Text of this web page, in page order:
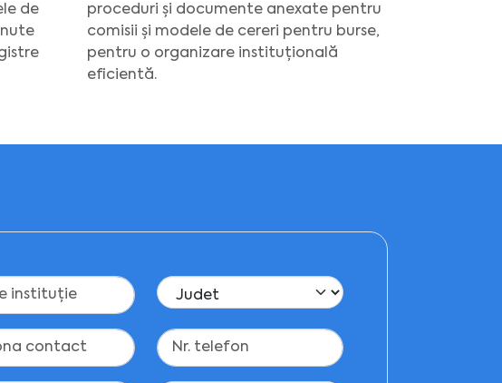
de
proceduri și documente anexate pentru
comisii și modele de cereri pentru burse,
pentru o organizare instituțională
eficientă.